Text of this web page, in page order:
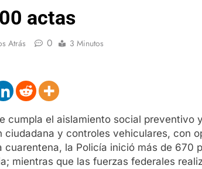
actas
Atrás 0 3 Minutos
cumpla el aislamiento social
ciudadana y controles vehiculares, con
cuarentena, la Policía inició más de
mientras que las fuerzas federales